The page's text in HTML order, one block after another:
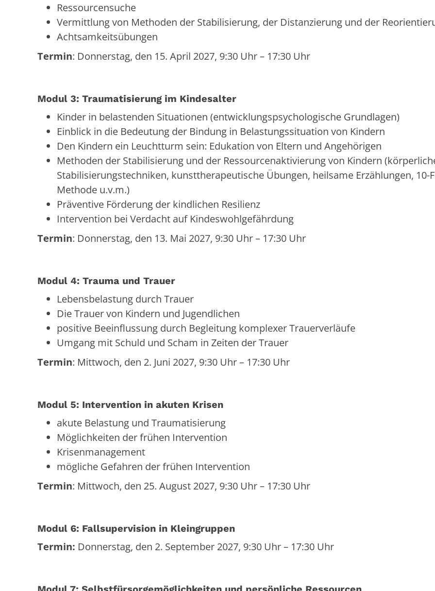
Ressourcensuche
Vermittlung von Methoden der Stabilisierung, der Distanzierung und der
Achtsamkeitsübungen
Termin: Donnerstag, den 15. April 2027, 9:30 Uhr – 17:30 Uhr
Modul 3: Traumatisierung im Kindesalter
Kinder in belastenden Situationen (entwicklungspsychologische Grundlagen)
Einblick in die Bedeutung der Bindung in Belastungssituation von Kindern
Den Kindern ein Leuchtturm sein: Edukation von Eltern und Angehörigen
Methoden der Stabilisierung und der Ressourcenaktivierung von Kindern
Stabilisierungstechniken, kunsttherapeutische Übungen, heilsame Erzählungen, 10-
Methode u.v.m.)
Präventive Förderung der kindlichen Resilienz
Intervention bei Verdacht auf Kindeswohlgefährdung
Termin: Donnerstag, den 13. Mai 2027, 9:30 Uhr – 17:30 Uhr
Modul 4: Trauma und Trauer
Lebensbelastung durch Trauer
Die Trauer von Kindern und Jugendlichen
positive Beeinflussung durch Begleitung komplexer Trauerverläufe
Umgang mit Schuld und Scham in Zeiten der Trauer
Termin: Mittwoch, den 2. Juni 2027, 9:30 Uhr – 17:30 Uhr
Modul 5: Intervention in akuten Krisen
akute Belastung und Traumatisierung
Möglichkeiten der frühen Intervention
Krisenmanagement
mögliche Gefahren der frühen Intervention
Termin: Mittwoch, den 25. August 2027, 9:30 Uhr – 17:30 Uhr
Modul 6: Fallsupervision in Kleingruppen
Termin: Donnerstag, den 2. September 2027, 9:30 Uhr – 17:30 Uhr